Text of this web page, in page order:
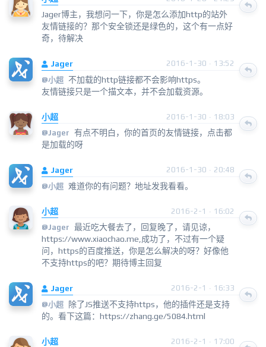
Jager博主，我想问一下，你是怎么添加http的站外
友情链接的？那个安全锁还是绿色的，这个有一点好
奇，待解决
Jager
2016-1-30 · 13:52
@小超 不加载的http链接都不会影响https。
友情链接只是一个描文本，并不会加载资源。
小超
2016-1-30 · 18:03
@Jager 有点不明白，你的首页的友情链接，点击都
是加载的呀
Jager
2016-1-30 · 20:48
@小超 难道你的有问题？地址发我看看。
小超
2016-2-1 · 16:02
@Jager 最近吃大餐去了，回复晚了，请见谅，
https://www.xiaochao.me,成功了，不过有一个疑
问，https的百度推送，你是怎么解决的呀？好像他
不支持https的吧？期待博主回复
Jager
2016-2-1 · 16:33
@小超 除了JS推送不支持https，他的插件还是支持
的。看下这篇：https://zhang.ge/5084.html
小超
2016-2-1 · 17:00